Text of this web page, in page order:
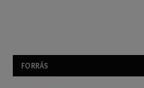
FORRÁS